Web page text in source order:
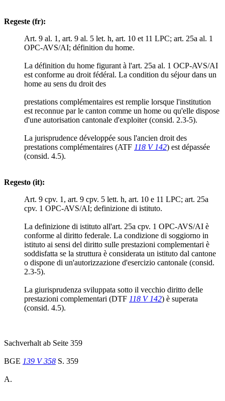
Regeste (fr):
Art. 9 al. 1, art. 9 al. 5 let. h, art. 10 et 11 LPC; art. 25a al. 1
OPC-AVS/AI; définition du home.
La définition du home figurant à l'art. 25a al. 1 OCP-AVS/AI
est conforme au droit fédéral. La condition du séjour dans un
home au sens du droit des
prestations complémentaires est remplie lorsque l'institution
est reconnue par le canton comme un home ou qu'elle dispose
d'une autorisation cantonale d'exploiter (consid. 2.3-5).
La jurisprudence développée sous l'ancien droit des
prestations complémentaires (ATF 118 V 142) est dépassée
(consid. 4.5).
Regesto (it):
Art. 9 cpv. 1, art. 9 cpv. 5 lett. h, art. 10 e 11 LPC; art. 25a
cpv. 1 OPC-AVS/AI; definizione di istituto.
La definizione di istituto all'art. 25a cpv. 1 OPC-AVS/AI è
conforme al diritto federale. La condizione di soggiorno in
istituto ai sensi del diritto sulle prestazioni complementari è
soddisfatta se la struttura è considerata un istituto dal cantone
o dispone di un'autorizzazione d'esercizio cantonale (consid.
2.3-5).
La giurisprudenza sviluppata sotto il vecchio diritto delle
prestazioni complementari (DTF 118 V 142) è superata
(consid. 4.5).
Sachverhalt ab Seite 359
BGE 139 V 358 S. 359
A.